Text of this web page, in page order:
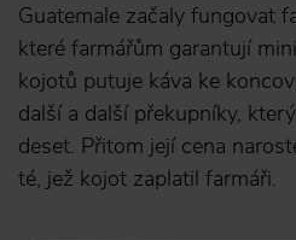
Guatemale začaly fungovat
které farmářům garantují
kojotů putuje káva ke
další a další překupníky,
deset. Přitom její cena
té, jež kojot zaplatil farmáři.